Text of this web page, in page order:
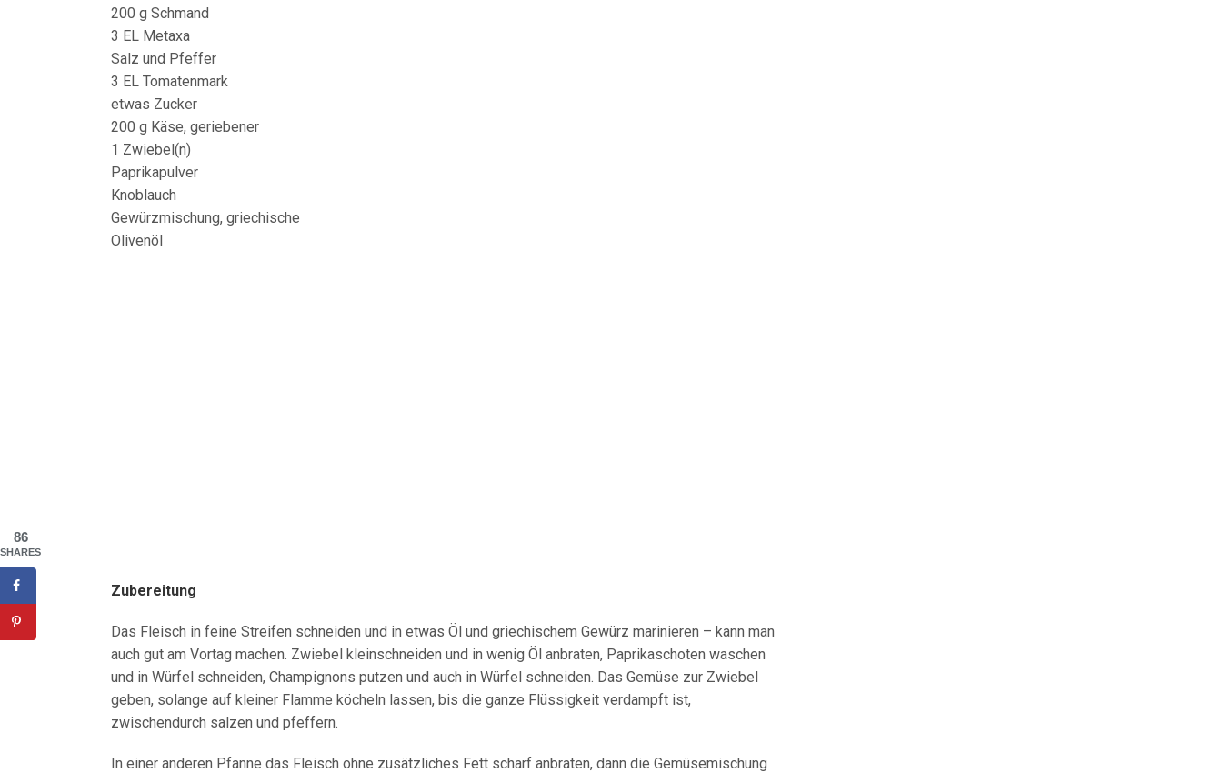
200 g Schmand
3 EL Metaxa
Salz und Pfeffer
3 EL Tomatenmark
etwas Zucker
200 g Käse, geriebener
1 Zwiebel(n)
Paprikapulver
Knoblauch
Gewürzmischung, griechische
Olivenöl
Zubereitung
Das Fleisch in feine Streifen schneiden und in etwas Öl und griechischem Gewürz marinieren – kann man
auch gut am Vortag machen. Zwiebel kleinschneiden und in wenig Öl anbraten, Paprikaschoten waschen
und in Würfel schneiden, Champignons putzen und auch in Würfel schneiden. Das Gemüse zur Zwiebel
geben, solange auf kleiner Flamme köcheln lassen, bis die ganze Flüssigkeit verdampft ist,
zwischendurch salzen und pfeffern.
In einer anderen Pfanne das Fleisch ohne zusätzliches Fett scharf anbraten, dann die Gemüsemischung
86
SHARES